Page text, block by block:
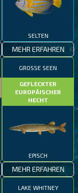
SELTEN
MEHR ERFAHREN
GROSSE SEEN
GEFLECKTER
EUROPÄISCHER
HECHT
EPISCH
MEHR ERFAHREN
LAKE WHITNEY